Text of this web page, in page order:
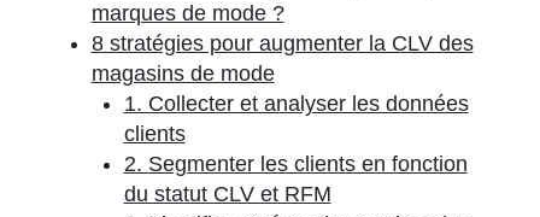
marques de mode ?
8 stratégies pour augmenter la CLV des
magasins de mode
1. Collecter et analyser les données
clients
2. Segmenter les clients en fonction
du statut CLV et RFM